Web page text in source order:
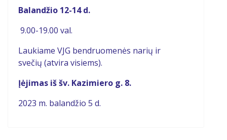
Balandžio 12-14 d.
9.00-19.00 val.
Laukiame VJG bendruomenės narių ir
svečių (atvira visiems).
Įėjimas iš šv. Kazimiero g. 8.
2023 m. balandžio 5 d.